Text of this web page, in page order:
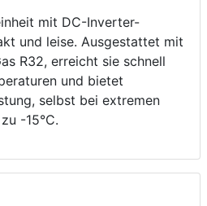
mit DC-Inverter-
und leise. Ausgestattet mit
R32, erreicht sie schnell
und bietet
selbst bei extremen
-15°C.